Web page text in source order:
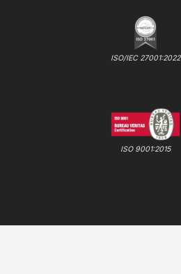
ISO/IEC 27001:2022
ISO 9001:2015